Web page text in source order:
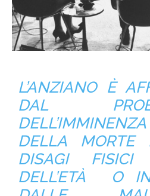
L’ANZIANO È
DAL
DELL’IMMINENZA
DELLA MORTE
DISAGI FISICI
DELL’ETÀ O